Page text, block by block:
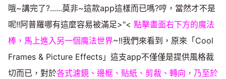
哦~講完了?......莫非~這款app這樣而已嗎?哼，當然才不是
呢!!阿普羅哪有這麼容易被滿足>"< 點擊畫面右下方的魔法
棒，馬上進入另一個魔法世界~!!我們來看到，原來「Cool
Frames & Picture Effects」這支app不僅僅是提供風格裁
切而已，對於各式濾鏡、邊框、貼紙、剪裁、轉向，乃至於